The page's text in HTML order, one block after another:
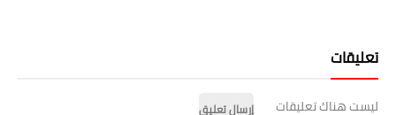
تعليقات
ليست هناك تعليقات
إرسال تعليق